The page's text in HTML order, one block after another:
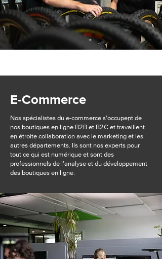
E-Commerce
Nos spécialistes du e-commerce s'occupent de
nos boutiques en ligne B2B et B2C et travaillent
en étroite collaboration avec le marketing et les
autres départements. Ils sont nos experts pour
tout ce qui est numérique et sont des
professionnels de l'analyse et du développement
des boutiques en ligne.